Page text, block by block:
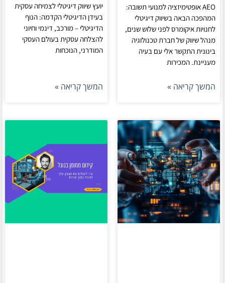
AEO אופטימיזציה למנועי תשובה:
המהפכה הבאה בשיווק דיגיטלי
לחנויות איקומרס לפני שלוש שנים,
מנהל שיווק של חברת טכנולוגיה
בינונית התקשר אלי עם בעיה
מעניינת. המכירות
המשך קריאה »
יועץ שיווק דיגיטלי לצמיחה עסקית
בעידן הדיגיטלי הקדמה: הנוף
הדיגיטלי – מורכב, דינמי וחיוני
להצלחה עסקית בעולם העסקי
המודרני, הנוכחות
המשך קריאה »